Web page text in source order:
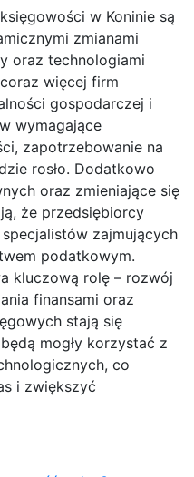
w Koninie są
zmianami
oraz technologiami
więcej firm
gospodarczej i
wymagające
zapotrzebowanie na
rosło. Dodatkowo
oraz zmieniające się
że przedsiębiorcy
zajmujących
podatkowym.
kluczową rolę – rozwój
finansami oraz
stają się
mogły korzystać z
co
i zwiększyć